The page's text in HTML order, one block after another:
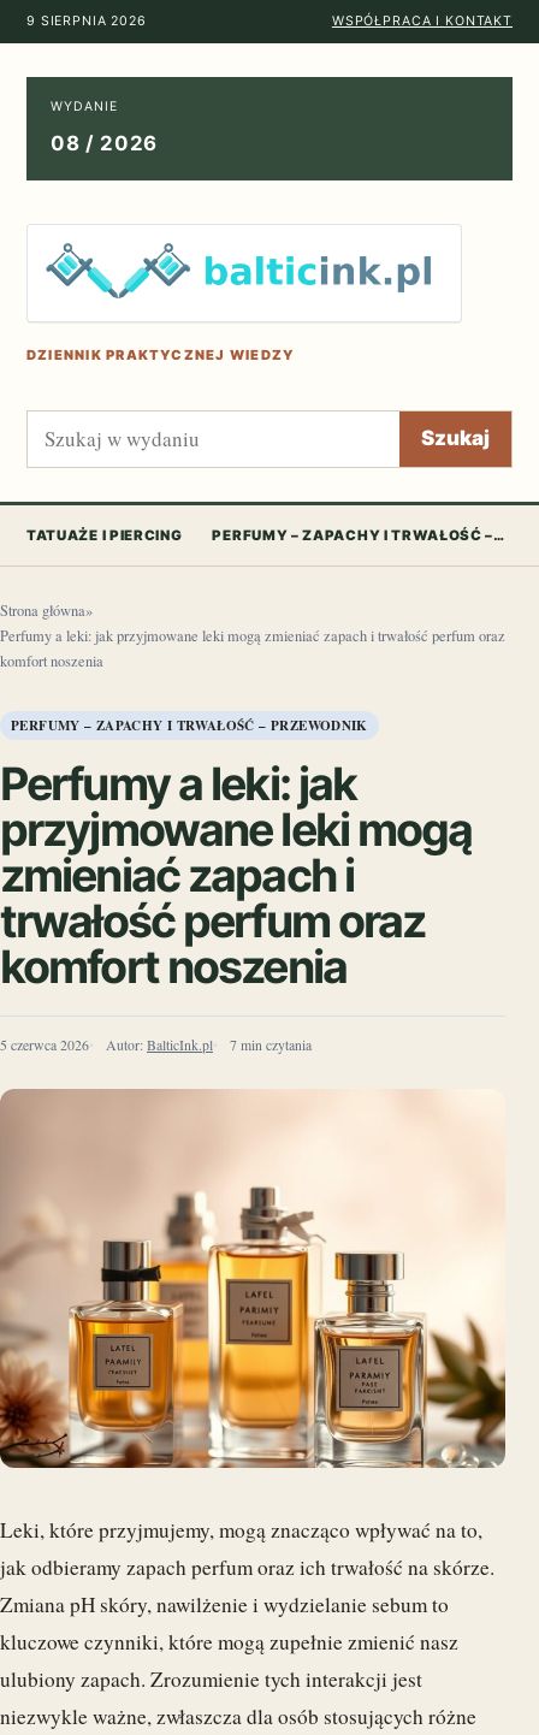
9 SIERPNIA 2026 WSPÓŁPRACA I KONTAKT
WYDANIE
08 / 2026
DZIENNIK PRAKTYCZNEJ WIEDZY
Szukaj Szukaj
TATUAŻE I PIERCING PERFUMY – ZAPACHY I TRWAŁOŚĆ –…
Strona główna»
Perfumy a leki: jak przyjmowane leki mogą zmieniać zapach i trwałość perfum oraz
komfort noszenia
PERFUMY – ZAPACHY I TRWAŁOŚĆ – PRZEWODNIK
Perfumy a leki: jak
przyjmowane leki mogą
zmieniać zapach i
trwałość perfum oraz
komfort noszenia
5 czerwca 2026 Autor: BalticInk.pl 7 min czytania
Leki, które przyjmujemy, mogą znacząco wpływać na to,
jak odbieramy zapach perfum oraz ich trwałość na skórze.
Zmiana pH skóry, nawilżenie i wydzielanie sebum to
kluczowe czynniki, które mogą zupełnie zmienić nasz
ulubiony zapach. Zrozumienie tych interakcji jest
niezwykle ważne, zwłaszcza dla osób stosujących różne